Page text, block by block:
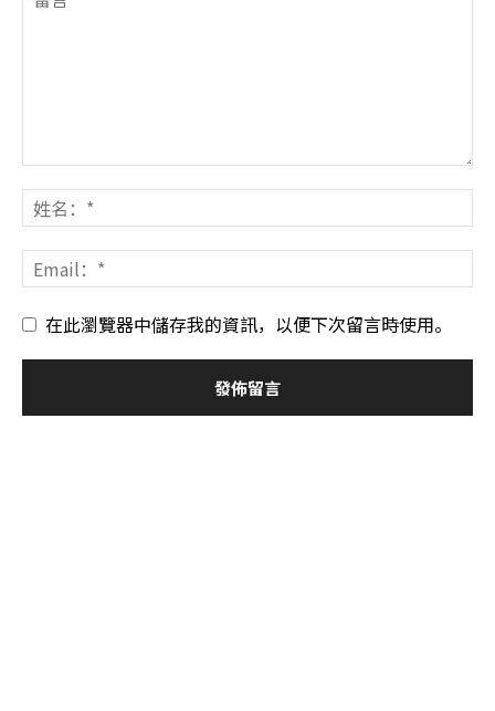
在此瀏覽器中儲存我的資訊，以便下次留言時使用。